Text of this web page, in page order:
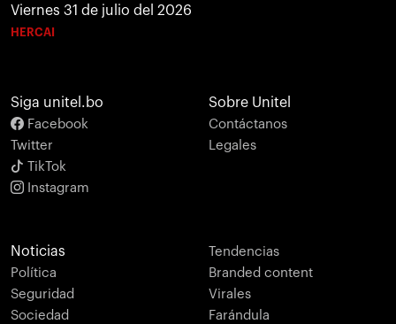
Viernes 31 de julio del 2026
HERCAI
Siga unitel.bo
Facebook
Twitter
TikTok
Instagram
Sobre Unitel
Contáctanos
Legales
Noticias
Política
Seguridad
Sociedad
Tendencias
Branded content
Virales
Farándula